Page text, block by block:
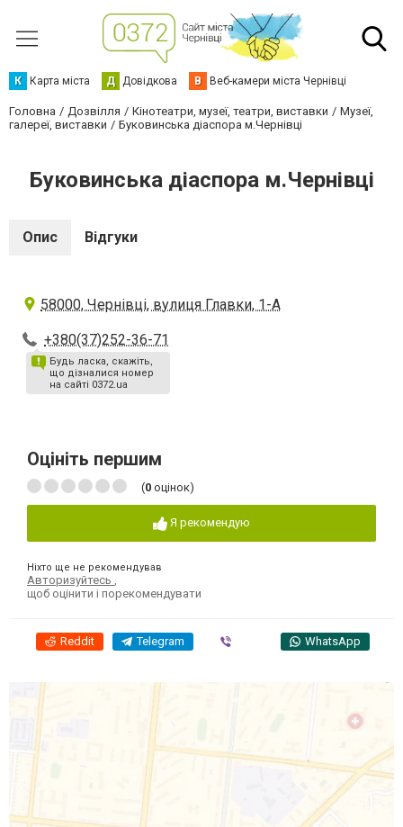
К Карта міста Д Довідкова В Веб-камери міста Чернівці
Головна Дозвілля Кінотеатри, музеї, театри, виставки
Музеї,
галереї, виставки
Буковинська діаспора м.Чернівці
Буковинська діаспора м.Чернівці
Опис Відгуки
58000, Чернівці, вулиця Главки, 1-А
+380(37)252-36-71
Будь ласка, скажіть,
що дізналися номер
на сайті 0372.ua
Оцініть першим
(0 оцінок)
Я рекомендую
Ніхто ще не рекомендував
Авторизуйтесь
щоб оцінити і порекомендувати
Reddit Telegram WhatsApp